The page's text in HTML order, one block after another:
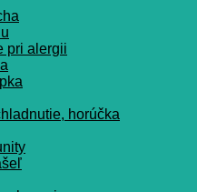
pri alergii
horúčka